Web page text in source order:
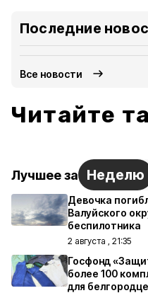
Последние
Все новости
Читайте
Лучшее за Неделю
Девочка
Валуйского
беспилотника
2 августа , 21:35
Госфонд
более 100
для